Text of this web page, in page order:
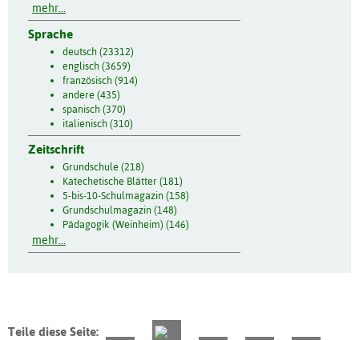
mehr...
Sprache
deutsch (23312)
englisch (3659)
französisch (914)
andere (435)
spanisch (370)
italienisch (310)
Zeitschrift
Grundschule (218)
Katechetische Blätter (181)
5-bis-10-Schulmagazin (158)
Grundschulmagazin (148)
Pädagogik (Weinheim) (146)
mehr...
Teile diese Seite: